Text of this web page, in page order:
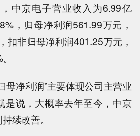
中京电子营业收入为6.99亿
，归母净利润561.99万元，
扣非归母净利润401.25万元，
母净利润”主要体现公司主营业
是说，大概率去年至今，中京
续改善。